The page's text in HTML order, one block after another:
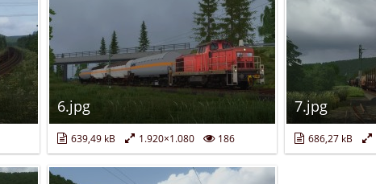
6.jpg
639,49 kB 1.920×1.080 186
7.jpg
686,27 kB